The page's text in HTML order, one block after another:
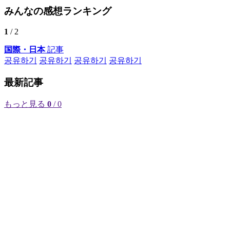
みんなの感想ランキング
1 / 2
国際・日本記事
공유하기
공유하기 공유하기 공유하기
最新記事
もっと見る 0 / 0